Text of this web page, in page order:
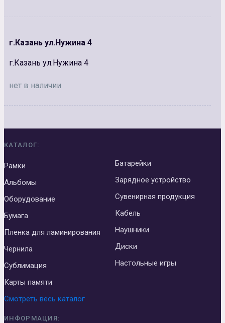
г.Казань ул.Нужина 4
г.Казань ул.Нужина 4
нет в наличии
КАТАЛОГ:
Рамки
Альбомы
Оборудование
Бумага
Пленка для ламинирования
Чернила
Сублимация
Карты памяти
Батарейки
Зарядное устройство
Сувенирная продукция
Кабель
Наушники
Диски
Настольные игры
Смотреть весь каталог
ИНФОРМАЦИЯ: